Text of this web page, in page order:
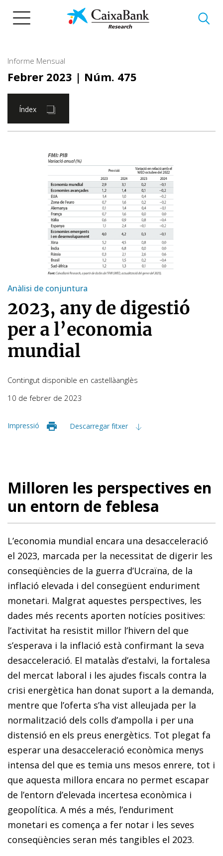
Informe Mensual
Febrer 2023 | Núm. 475
Índex
Anàlisi de conjuntura
2023, any de digestió
per a l’economia
mundial
Contingut disponible en castellàanglès
10 de febrer de 2023
Impressió Descarregar fitxer
Milloren les perspectives en
un entorn de feblesa
L’economia mundial encara una desacceleració
el 2023, marcada per la necessitat de digerir les
conseqüències de la guerra d’Ucraïna, de la
inflació elevada i del consegüent enduriment
monetari. Malgrat aquestes perspectives, les
dades més recents aporten notícies positives:
l’activitat ha resistit millor l’hivern del que
s’esperava i la inflació està confirmant la seva
desacceleració. El matalàs d’estalvi, la fortalesa
del mercat laboral i les ajudes fiscals contra la
crisi energètica han donat suport a la demanda,
mentre que l’oferta s’ha vist alleujada per la
normalització dels colls d’ampolla i per una
distensió en els preus energètics. Tot plegat fa
esperar una desacceleració econòmica menys
intensa del que es temia uns mesos enrere, tot i
que aquesta millora encara no permet escapar
de l’entorn d’elevada incertesa econòmica i
geopolítica. A més a més, l’enduriment
monetari es comença a fer notar i les seves
conseqüències seran més tangibles el 2023.